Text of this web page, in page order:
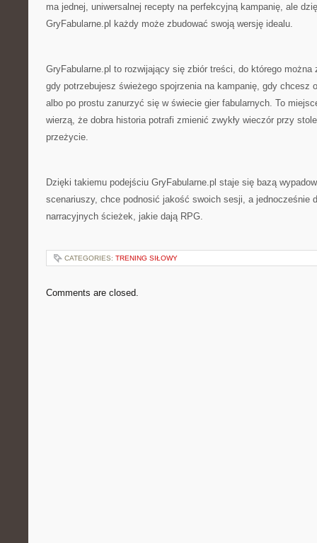
ma jednej, uniwersalnej recepty na perfekcyjną kampanię, ale
GryFabularne.pl każdy może zbudować swoją wersję idealu.
GryFabularne.pl to rozwijający się zbiór treści, do którego
gdy potrzebujesz świeżego spojrzenia na kampanię, gdy chcesz
albo po prostu zanurzyć się w świecie gier fabularnych. To
wierzą, że dobra historia potrafi zmienić zwykły wieczór przy
przeżycie.
Dzięki takiemu podejściu GryFabularne.pl staje się bazą
scenariuszy, chce podnosić jakość swoich sesji, a jednocześnie
narracyjnych ścieżek, jakie dają RPG.
CATEGORIES: TRENING SIŁOWY
Comments are closed.